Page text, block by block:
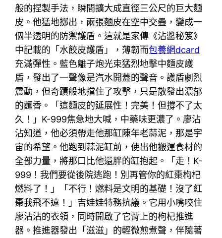
般的捏製手法，瞬間擴大成直徑三公尺的巨大麵
皮。他猛地擲出，兩張麵皮在空中交疊，變成一
個半透明的防禦護盾。這就是家傳《沾醬秘笈》
中記載的「水餃皮護盾」，薄韌而包養網dcard
充滿彈性。藍色離子炮光束猛烈地擊中麵皮護
盾，發出了一聲像是汽水開蓋的聲音。護盾劇烈
震動，但奇蹟般地擋住了攻擊，只是散發出濃郁
的麵香。「這麵皮的延展性！完美！但撐不了太
久！」K-999焦急地大喊，中藥味更濃了。廖沾
沾知道，他必須帶走他那缸陳年老蒜泥，那是宇
宙的希望。他跑到蒜泥缸前，使出他搬運食材的
全部力量，將那口比他還胖的缸抱起。「走！K-
999！我們要從後院逃跑！別再管你的紅棗枸杞
燃料了！」「不行！燃料是文明的基礎！沒了紅
棗我飛不遠！」吉娃娃特務抗議。它用小嘴咬住
廖沾沾的衣領，同時開啟了它背上的枸杞推進
器。推進器發出「滋滋」的輕微煎煮聲，伴隨著